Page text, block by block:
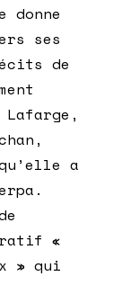
ses
de
a
«
» qui